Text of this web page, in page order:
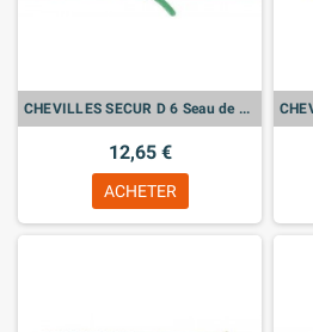
CHEVILLES SECUR D 6 Seau de 600
12,65 €
ACHETER